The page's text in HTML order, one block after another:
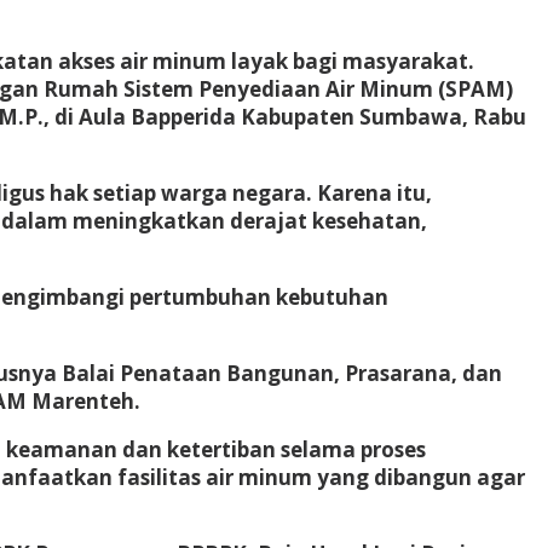
akses air minum layak bagi masyarakat.
Rumah Sistem Penyediaan Air Minum (SPAM)
di Aula Bapperida Kabupaten Sumbawa, Rabu
hak setiap warga negara. Karena itu,
meningkatkan derajat kesehatan,
pertumbuhan kebutuhan
Balai Penataan Bangunan, Prasarana, dan
Marenteh.
dan ketertiban selama proses
fasilitas air minum yang dibangun agar